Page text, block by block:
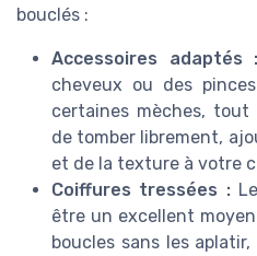
bouclés :
Accessoires adaptés :
cheveux ou des
certaines mèches,
de tomber librement,
et de la texture à votre
Coiffures tressées :
être un excellent
boucles sans les